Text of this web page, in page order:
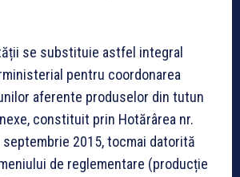
se substituie astfel integral
pentru coordonarea
aferente produselor din tutun
constituit prin Hotărârea nr.
2015, tocmai datorită
de reglementare (producție